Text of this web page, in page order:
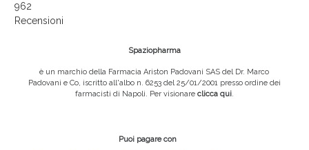
962
Recensioni
Spaziopharma
è un marchio della Farmacia Ariston Padovani SAS del Dr. Marco
Padovani e Co, iscritto all'albo n. 6253 del 25/01/2001 presso ordine dei
farmacisti di Napoli. Per visionare clicca qui.
Puoi pagare con